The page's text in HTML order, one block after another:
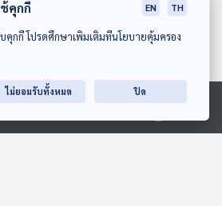
พสาธารณะแห่งประเทศไทย
คุกกี้ EN TH
บคุกกี้ โปรดศึกษาเพิ่มเติมที่นโยบายคุ้มครอง
ไม่ยอมรับทั้งหมด ปิด